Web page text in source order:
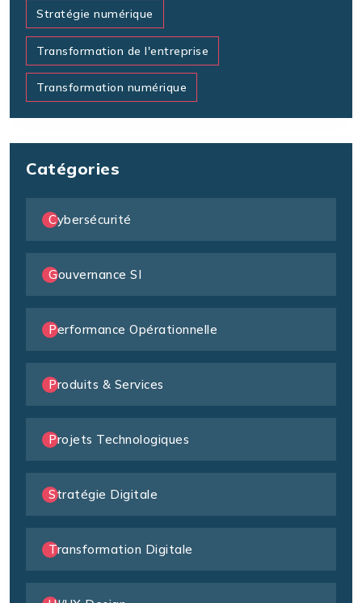
Stratégie numérique
Transformation de l'entreprise
Transformation numérique
Catégories
Cybersécurité
Gouvernance SI
Performance Opérationnelle
Produits & Services
Projets Technologiques
Stratégie Digitale
Transformation Digitale